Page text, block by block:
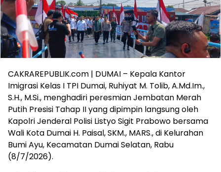
CAKRAREPUBLIK.com | DUMAI – Kepala Kantor
Imigrasi Kelas I TPI Dumai, Ruhiyat M. Tolib, A.Md.Im.,
S.H., M.Si., menghadiri peresmian Jembatan Merah
Putih Presisi Tahap II yang dipimpin langsung oleh
Kapolri Jenderal Polisi Listyo Sigit Prabowo bersama
Wali Kota Dumai H. Paisal, SKM., MARS., di Kelurahan
Bumi Ayu, Kecamatan Dumai Selatan, Rabu
(8/7/2026).